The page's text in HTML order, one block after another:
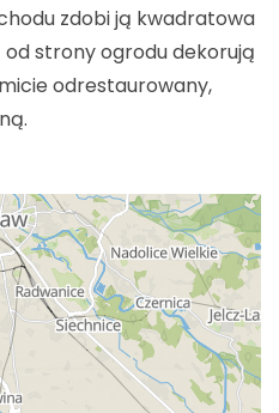
zdobi ją kwadratowa
strony ogrodu dekorują
odrestaurowany,